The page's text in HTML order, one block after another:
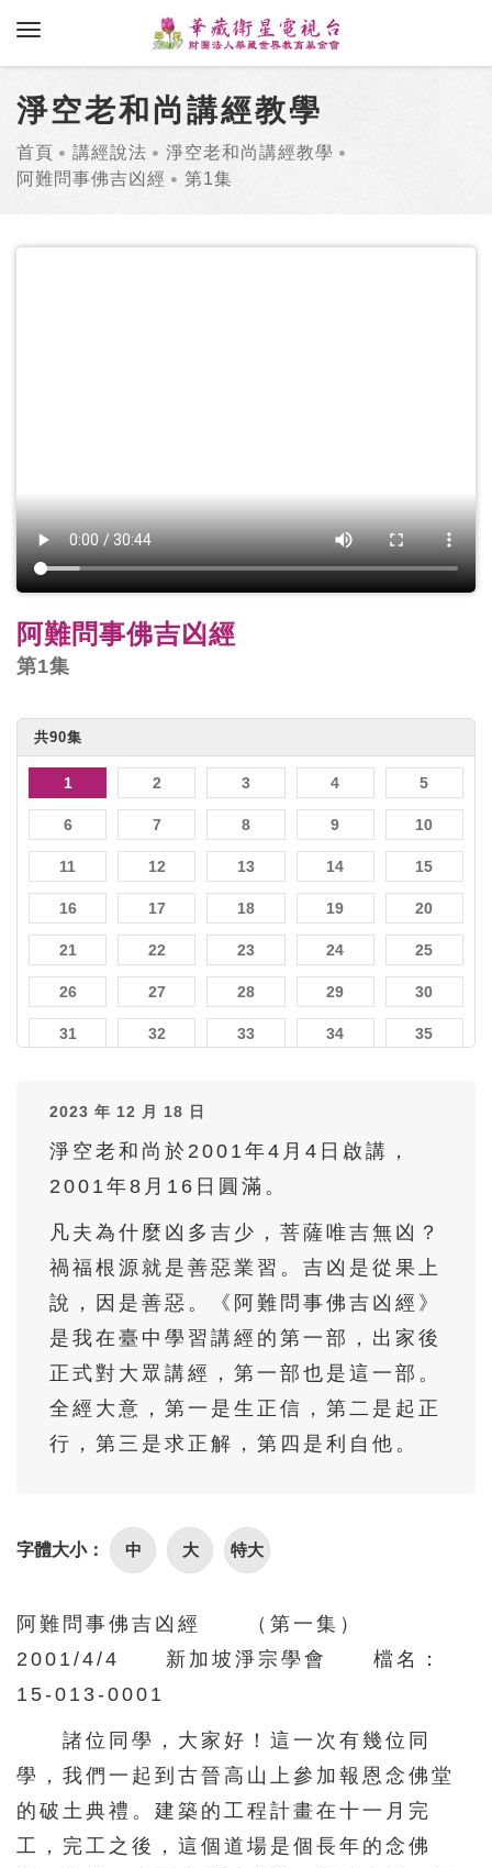
toggle navigation
淨空老和尚講經教學
首頁 講經說法
淨空老和尚講經教學
阿難問事佛吉凶經
第1集
阿難問事佛吉凶經
第1集
共90集
1 2 3 4 5
6 7 8 9 10
11 12 13 14 15
16 17 18 19 20
21 22 23 24 25
26 27 28 29 30
31 32 33 34 35
41 42
46 47 48 49
52 53
56 57 58 59 60
61 63 64
66 67 68 69 70
71 72 73 74
76 77 78 79 80
81 82 83 84
2023 年 12 月 18 日
淨空老和尚於2001年4月4日啟講，
2001年8月16日圓滿。
凡夫為什麼凶多吉少，菩薩唯吉無凶？
禍福根源就是善惡業習。吉凶是從果上
說，因是善惡。《阿難問事佛吉凶經》
是我在臺中學習講經的第一部，出家後
正式對大眾講經，第一部也是這一部。
全經大意，第一是生正信，第二是起正
行，第三是求正解，第四是利自他。
字體大小： 中 大 特大
阿難問事佛吉凶經 （第一集）
2001/4/4 新加坡淨宗學會 檔名：
15-013-0001
諸位同學，大家好！這一次有幾位同
學，我們一起到古晉高山上參加報恩念佛堂
的破土典禮。建築的工程計畫在十一月完
工，完工之後，這個道場是個長年的念佛